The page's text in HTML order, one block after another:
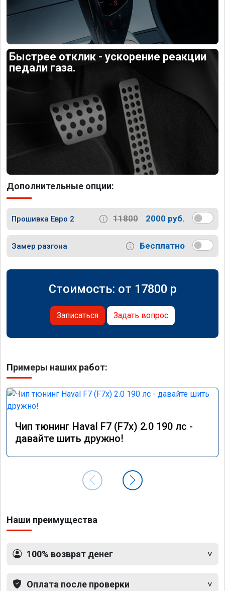
Быстрее отклик - ускорение реакции
педали газа.
Дополнительные опции:
Прошивка Евро 2 11800 2000 руб.
Замер разгона Бесплатно
Стоимость: от 17800 p
Записаться Задать вопрос
Примеры наших работ:
Чип тюнинг Haval F7 (F7x) 2.0 190 лс -
давайте шить дружно!
Наши преимущества
100% возврат денег
Оплата после проверки